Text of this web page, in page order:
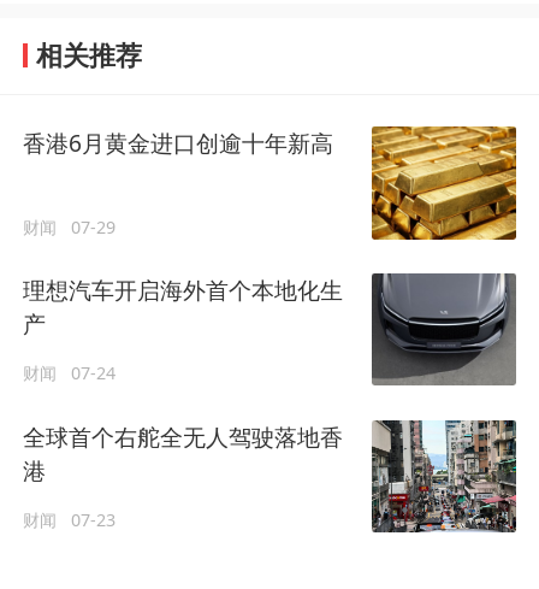
相关推荐
香港6月黄金进口创逾十年新高
财闻 07-29
理想汽车开启海外首个本地化生
产
财闻 07-24
全球首个右舵全无人驾驶落地香
港
财闻 07-23